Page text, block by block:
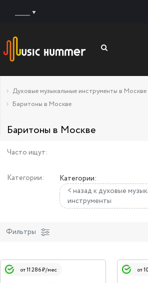
Духовые музыкальные инструменты в Москве
Баритоны в Москве
Баритоны в Москве
Часто ищут:
Категории:
Категории:
< назад к духовые
инструменты
Фильтры
от 11 286 ₽/мес от